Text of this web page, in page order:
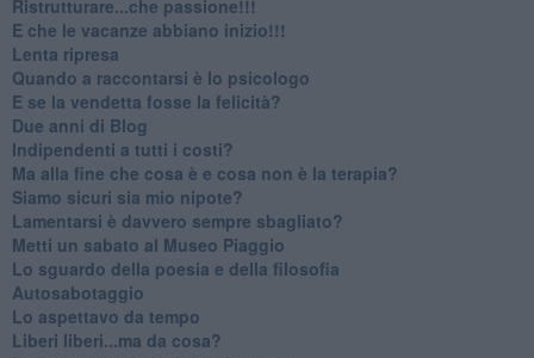
​Ristrutturare...che passione!!!
​E che le vacanze abbiano inizio!!!
​Lenta ripresa
​Quando a raccontarsi è lo psicologo
​E se la vendetta fosse la felicità?
​Due anni di Blog
​Indipendenti a tutti i costi?
​Ma alla fine che cosa è e cosa non è la terapia?
​Siamo sicuri sia mio nipote?
​Lamentarsi è davvero sempre sbagliato?
​Metti un sabato al Museo Piaggio
​Lo sguardo della poesia e della filosofia
Autosabotaggio
​Lo aspettavo da tempo
​Liberi liberi...ma da cosa?